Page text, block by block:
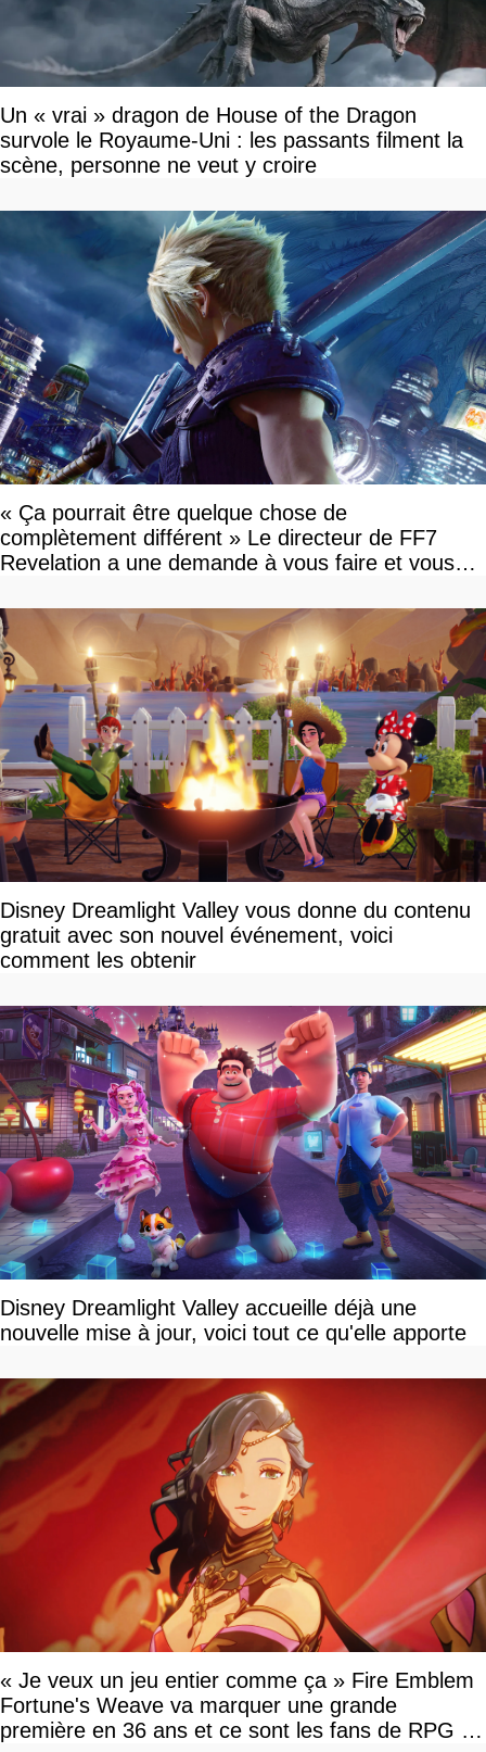
Un « vrai » dragon de House of the Dragon
survole le Royaume-Uni : les passants filment la
scène, personne ne veut y croire
« Ça pourrait être quelque chose de
complètement différent » Le directeur de FF7
Revelation a une demande à vous faire et vous
Disney Dreamlight Valley vous donne du contenu
gratuit avec son nouvel événement, voici
comment les obtenir
Disney Dreamlight Valley accueille déjà une
nouvelle mise à jour, voici tout ce qu'elle apporte
« Je veux un jeu entier comme ça » Fire Emblem
Fortune's Weave va marquer une grande
première en 36 ans et ce sont les fans de RPG en